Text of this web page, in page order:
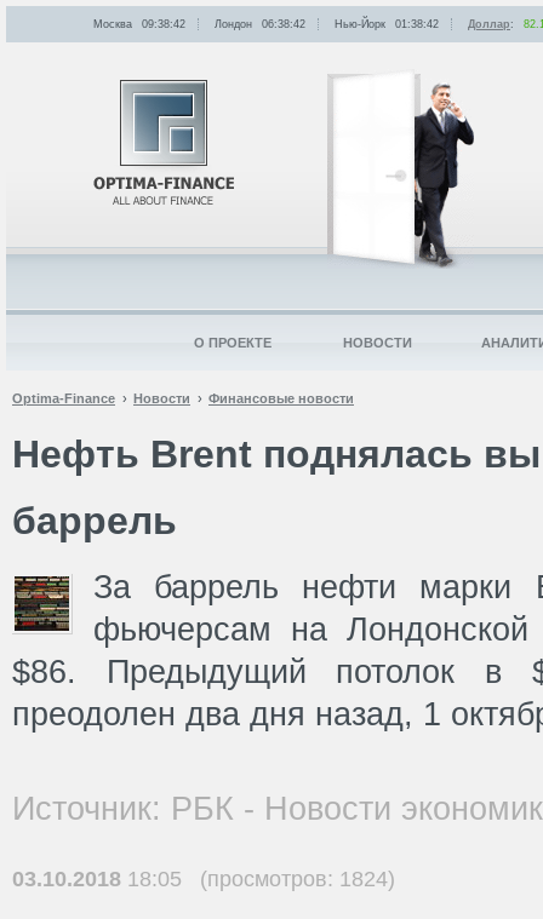
Optima-Finance Новости Финансовые новости
Нефть Brent поднялась
баррель
За баррель нефти марки
фьючерсам на
$86. Предыдущий потолок в
преодолен два дня назад, 1
Источник: РБК - Новости
03.10.2018 18:05 (просмотров: 1824)
Москва 09:38:42 Лондон 06:38:42 Нью-Йорк 01:38:42 Доллар:
О ПРОЕКТЕ НОВОСТИ